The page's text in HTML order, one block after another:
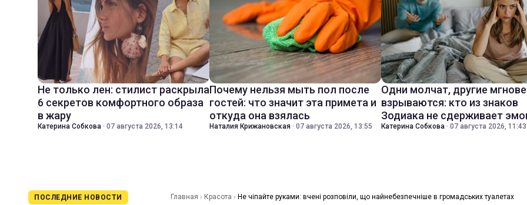
Не только лен: стилист раскрыла
6 секретов комфортного образа
в жару
Катерина Собкова · 07 августа 2026, 13:14
Почему нельзя мыть пол после
гостей: что значит эта примета и
откуда она взялась
Наталия Крижановская · 07 августа 2026, 13:55
Одни молчат, другие
взрываются: кто из знаков
Зодиака не сдерживает
Катерина Собкова · 07 августа 2026, 11:43
ПОСЛЕДНИЕ НОВОСТИ Главная › Красота › Не чіпайте руками: вчені розповіли, що найнебезпечніше в громадських туалетах